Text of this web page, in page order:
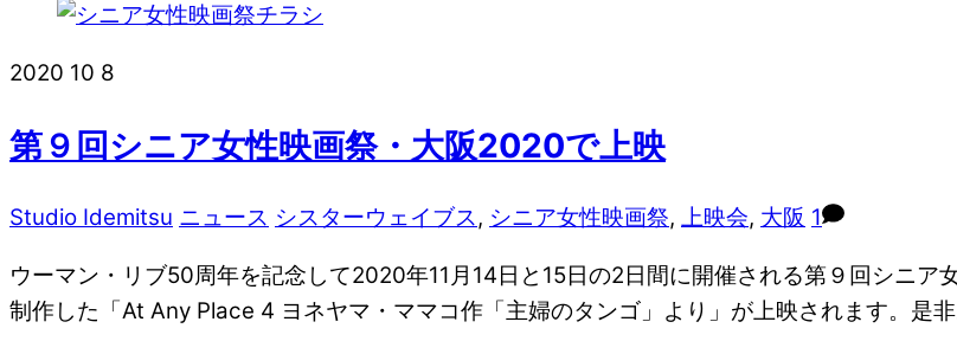
2020 10 8
第９回シニア女性映画祭・大阪2020で上映
Studio Idemitsu ニュース シスターウェイブス, シニア女性映画祭, 上映会, 大阪 1
ウーマン・リブ50周年を記念して2020年11月14日と15日の2日間に開催される第９回シニ
制作した「At Any Place 4 ヨネヤマ・ママコ作「主婦のタンゴ」より」が上映されます。是非